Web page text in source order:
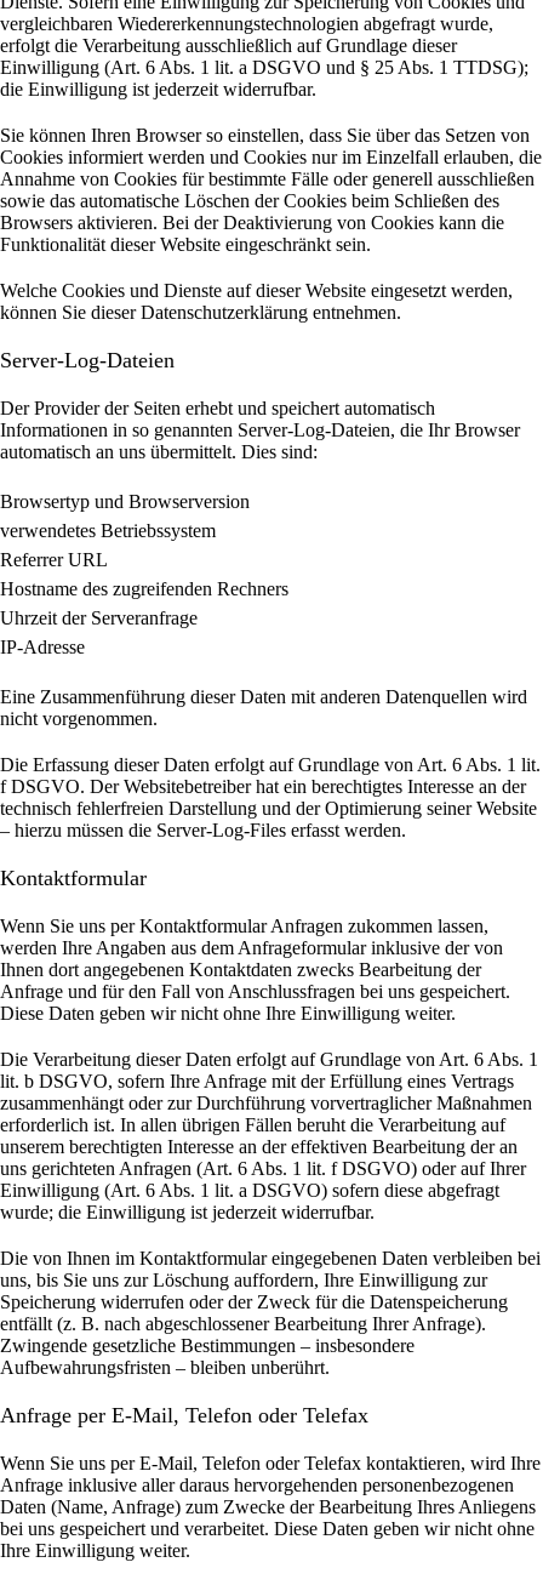
vergleichbaren Wiedererkennungstechnologien abgefragt wurde,
erfolgt die Verarbeitung ausschließlich auf Grundlage dieser
Einwilligung (Art. 6 Abs. 1 lit. a DSGVO und § 25 Abs. 1 TTDSG);
die Einwilligung ist jederzeit widerrufbar.
Sie können Ihren Browser so einstellen, dass Sie über das Setzen von
Cookies informiert werden und Cookies nur im Einzelfall erlauben, die
Annahme von Cookies für bestimmte Fälle oder generell ausschließen
sowie das automatische Löschen der Cookies beim Schließen des
Browsers aktivieren. Bei der Deaktivierung von Cookies kann die
Funktionalität dieser Website eingeschränkt sein.
Welche Cookies und Dienste auf dieser Website eingesetzt werden,
können Sie dieser Datenschutzerklärung entnehmen.
Server-Log-Dateien
Der Provider der Seiten erhebt und speichert automatisch
Informationen in so genannten Server-Log-Dateien, die Ihr Browser
automatisch an uns übermittelt. Dies sind:
Browsertyp und Browserversion
verwendetes Betriebssystem
Referrer URL
Hostname des zugreifenden Rechners
Uhrzeit der Serveranfrage
IP-Adresse
Eine Zusammenführung dieser Daten mit anderen Datenquellen wird
nicht vorgenommen.
Die Erfassung dieser Daten erfolgt auf Grundlage von Art. 6 Abs. 1 lit.
f DSGVO. Der Websitebetreiber hat ein berechtigtes Interesse an der
technisch fehlerfreien Darstellung und der Optimierung seiner Website
– hierzu müssen die Server-Log-Files erfasst werden.
Kontaktformular
Wenn Sie uns per Kontaktformular Anfragen zukommen lassen,
werden Ihre Angaben aus dem Anfrageformular inklusive der von
Ihnen dort angegebenen Kontaktdaten zwecks Bearbeitung der
Anfrage und für den Fall von Anschlussfragen bei uns gespeichert.
Diese Daten geben wir nicht ohne Ihre Einwilligung weiter.
Die Verarbeitung dieser Daten erfolgt auf Grundlage von Art. 6 Abs. 1
lit. b DSGVO, sofern Ihre Anfrage mit der Erfüllung eines Vertrags
zusammenhängt oder zur Durchführung vorvertraglicher Maßnahmen
erforderlich ist. In allen übrigen Fällen beruht die Verarbeitung auf
unserem berechtigten Interesse an der effektiven Bearbeitung der an
uns gerichteten Anfragen (Art. 6 Abs. 1 lit. f DSGVO) oder auf Ihrer
Einwilligung (Art. 6 Abs. 1 lit. a DSGVO) sofern diese abgefragt
wurde; die Einwilligung ist jederzeit widerrufbar.
Die von Ihnen im Kontaktformular eingegebenen Daten verbleiben bei
uns, bis Sie uns zur Löschung auffordern, Ihre Einwilligung zur
Speicherung widerrufen oder der Zweck für die Datenspeicherung
entfällt (z. B. nach abgeschlossener Bearbeitung Ihrer Anfrage).
Zwingende gesetzliche Bestimmungen – insbesondere
Aufbewahrungsfristen – bleiben unberührt.
Anfrage per E-Mail, Telefon oder Telefax
Wenn Sie uns per E-Mail, Telefon oder Telefax kontaktieren, wird Ihre
Anfrage inklusive aller daraus hervorgehenden personenbezogenen
Daten (Name, Anfrage) zum Zwecke der Bearbeitung Ihres Anliegens
bei uns gespeichert und verarbeitet. Diese Daten geben wir nicht ohne
Ihre Einwilligung weiter.